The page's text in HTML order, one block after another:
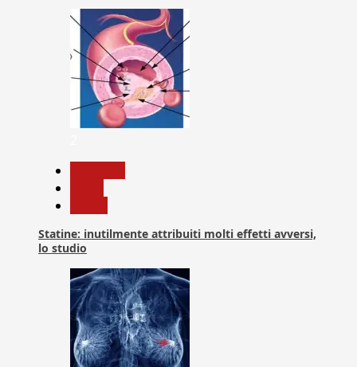
Statine: inutilmente attribuiti molti effetti avversi,
lo studio